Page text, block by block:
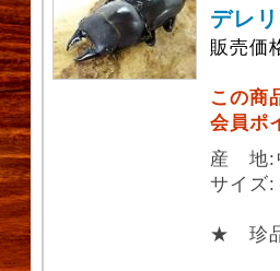
デレ
販売価
この商
会員ポ
産 地:
サイ
★ 珍